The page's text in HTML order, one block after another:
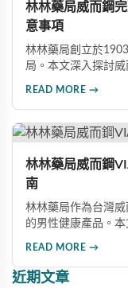
林林藥局威而鋼
意事項
林林藥局創立於
局。本文深入探討
READ MORE →
林林藥局威而鋼
南
林林藥局作為台灣
的男性健康產品。
擇。
READ MORE →
近期文章